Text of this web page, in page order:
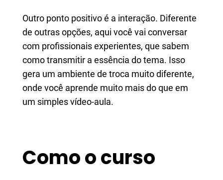
Outro ponto positivo é a interação. Diferente
de outras opções, aqui você vai conversar
com profissionais experientes, que sabem
como transmitir a essência do tema. Isso
gera um ambiente de troca muito diferente,
onde você aprende muito mais do que em
um simples vídeo-aula.
Como o curso